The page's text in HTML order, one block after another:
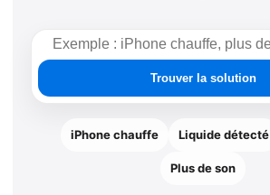
Rechercher
une
solution
Trouver la solution
iPhone chauffe Liquide détecté
Plus de son